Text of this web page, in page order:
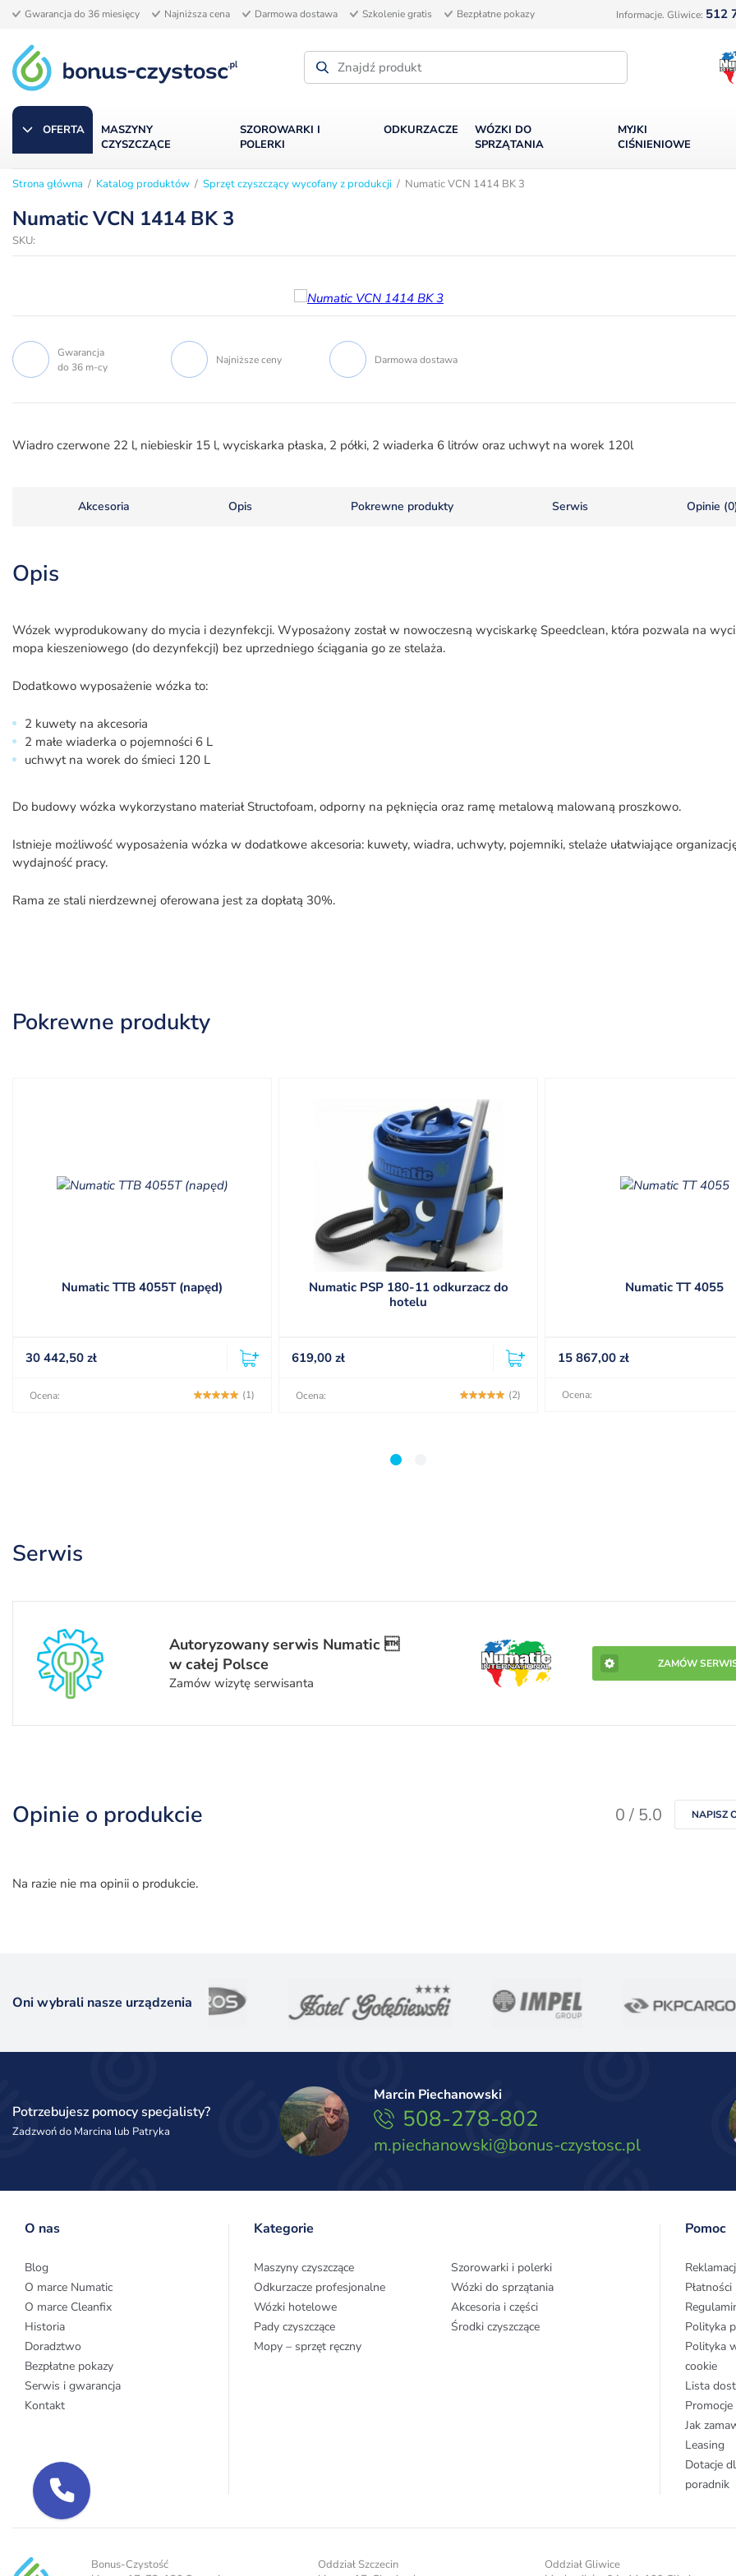
Gwarancja do 36 miesięcy Najniższa cena Darmowa dostawa Szkolenie gratis Bezpłatne pokazy Informacje. Gliwice: 512
OFERTA
MASZYNY
CZYSZCZĄCE
SZOROWARKI I
POLERKI
ODKURZACZE
WÓZKI DO
SPRZĄTANIA
MYJKI
CIŚNIENIOWE
Strona główna / Katalog produktów / Sprzęt czyszczący wycofany z produkcji / Numatic VCN 1414 BK 3
Numatic VCN 1414 BK 3
SKU:
Gwarancja
do 36 m-cy
Najniższe ceny Darmowa dostawa
Wiadro czerwone 22 l, niebieskir 15 l, wyciskarka płaska, 2 półki, 2 wiaderka 6 litrów oraz uchwyt na worek 120l
Akcesoria Opis Pokrewne produkty Serwis Opinie
Opis
Wózek wyprodukowany do mycia i dezynfekcji. Wyposażony został w nowoczesną wyciskarkę Speedclean, która pozwala na
mopa kieszeniowego (do dezynfekcji) bez uprzedniego ściągania go ze stelaża.
Dodatkowo wyposażenie wózka to:
2 kuwety na akcesoria
2 małe wiaderka o pojemności 6 L
uchwyt na worek do śmieci 120 L
Do budowy wózka wykorzystano materiał Structofoam, odporny na pęknięcia oraz ramę metalową malowaną proszkowo.
Istnieje możliwość wyposażenia wózka w dodatkowe akcesoria: kuwety, wiadra, uchwyty, pojemniki, stelaże ułatwiające
wydajność pracy.
Rama ze stali nierdzewnej oferowana jest za dopłatą 30%.
Pokrewne produkty
Numatic TTB 4055T (napęd)
30 442,50 zł
Ocena: (1)
Numatic PSP 180-11 odkurzacz do
hotelu
619,00 zł
Ocena: (2)
Numatic TT 4055
15 867,00 zł
Ocena:
1
Serwis
Autoryzowany serwis Numatic 
w całej Polsce
Zamów wizytę serwisanta
ZAMÓW
Opinie o produkcie 0 / 5.0 NAPISZ
Na razie nie ma opinii o produkcie.
Oni wybrali nasze urządzenia
Potrzebujesz pomocy specjalisty?
Zadzwoń do Marcina lub Patryka
Marcin Piechanowski
508-278-802
m.piechanowski@bonus-czystosc.pl
O nas
Blog
O marce Numatic
O marce Cleanfix
Historia
Doradztwo
Bezpłatne pokazy
Serwis i gwarancja
Kontakt
Kategorie
Maszyny czyszczące
Szorowarki i polerki
Odkurzacze profesjonalne
Wózki do sprzątania
Wózki hotelowe
Akcesoria i części
Pady czyszczące
Środki czyszczące
Mopy – sprzęt ręczny
Pomoc
Płatności
Polityka
Polityka
cookie
Lista
Promocje
Jak
Leasing
Dotacje
poradnik
Bonus-Czystość
Oddział Szczecin
Oddział Gliwice